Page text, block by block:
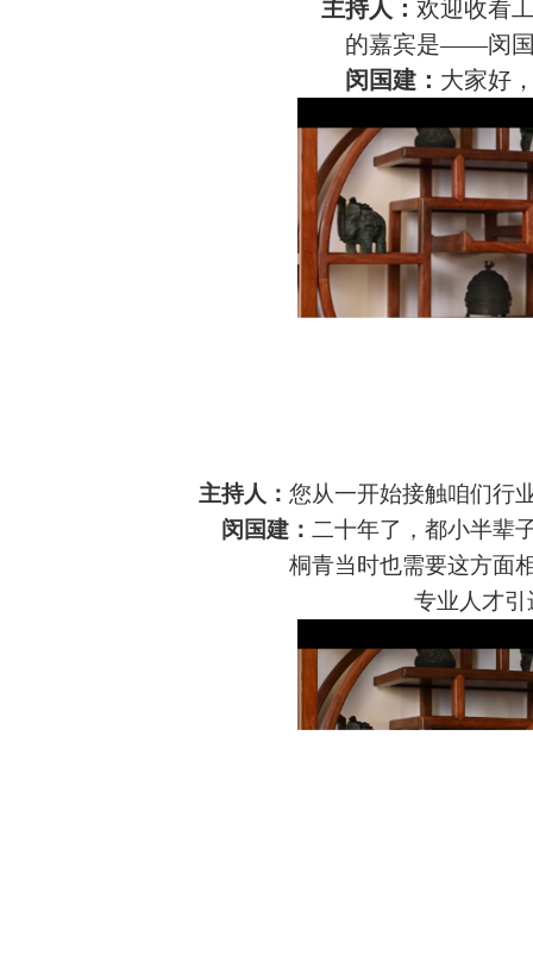
主持人： 欢迎收看
的嘉宾是——闵国
闵国建： 大家好
主持人：您从一开始接触咱们行
闵国建： 二十年了，都小半辈
桐青当时也需要这方面
专业人才